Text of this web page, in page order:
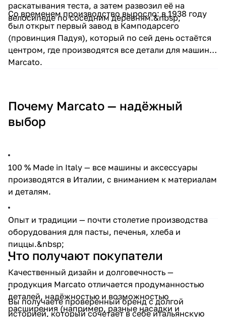
раскатывания теста, а затем развозил её на
велосипеде по соседним деревням.&nbsp;
Со временем производство выросло: в 1938 году
был открыт первый завод в Камподарсего
(провинция Падуя), который по сей день остаётся
центром, где производятся все детали для машин
Marcato.
Почему Marcato — надёжный
выбор
100 % Made in Italy — все машины и аксессуары
производятся в Италии, с вниманием к материалам
и деталям.
Опыт и традиции — почти столетие производства
оборудования для пасты, печенья, хлеба и
пиццы.&nbsp;
Качественный дизайн и долговечность —
продукция Marcato отличается продуманностью
деталей, надёжностью и возможностью
расширения (например, разные насадки и
Что получают покупатели
Вы получаете проверенный бренд с долгой
историей, который сочетает в себе итальянскую